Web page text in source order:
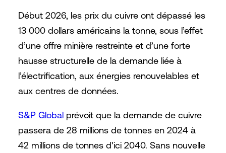
Début 2026, les prix du cuivre ont dépassé les
13 000 dollars américains la tonne, sous l’effet
d’une offre minière restreinte et d’une forte
hausse structurelle de la demande liée à
l’électrification, aux énergies renouvelables et
aux centres de données.
S&P Globalprévoit que la demande de cuivre
passera de 28 millions de tonnes en 2024 à
42 millions de tonnes d'ici 2040. Sans nouvelle